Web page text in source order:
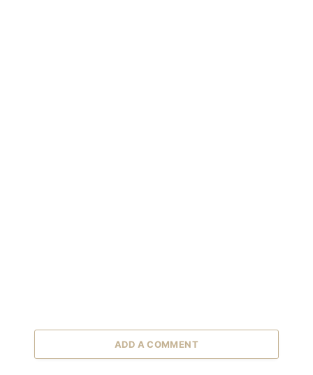
ADD A COMMENT